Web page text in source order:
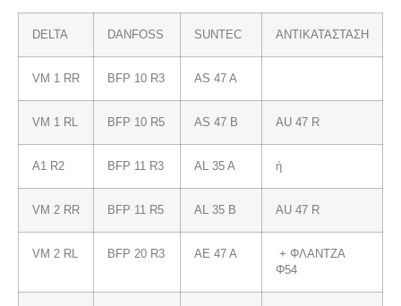
DELTA DANFOSS SUNTEC ΑΝΤΙΚΑΤΑΣΤΑΣΗ
VM 1 RR BFP 10 R3 AS 47 A
VM 1 RL BFP 10 R5 AS 47 B AU 47 R
A1 R2 BFP 11 R3 AL 35 A ή
VM 2 RR BFP 11 R5 AL 35 B AU 47 R
VM 2 RL BFP 20 R3 AE 47 A
+ ΦΛΑΝΤΖΑ
Φ54